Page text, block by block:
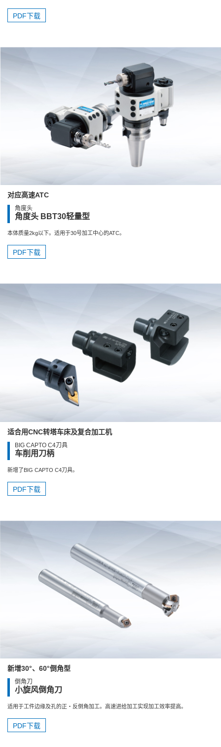
PDF下载
对应高速ATC
角度头
角度头 BBT30轻量型
本体质量2kg以下。适用于30号加工中心的ATC。
PDF下载
适合用CNC转塔车床及复合加工机
BIG CAPTO C4刀具
车削用刀柄
新增了BIG CAPTO C4刀具。
PDF下载
新增30°、60°倒角型
倒角刀
小旋风倒角刀
适用于工件边缘及孔的正・反倒角加工。高速进给加工实现加工效率提高。
PDF下载